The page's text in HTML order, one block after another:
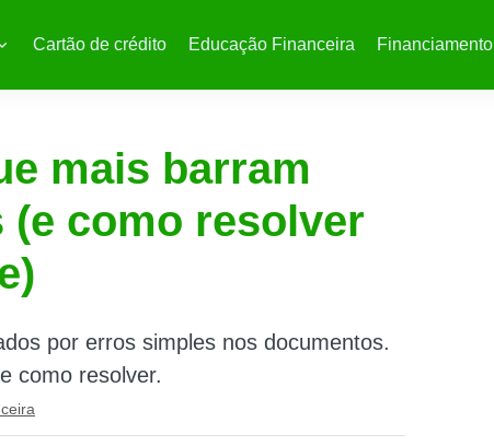
Cartão de crédito Educação Financeira Financiamento
mais barram
como resolver
por erros simples nos documentos.
como resolver.